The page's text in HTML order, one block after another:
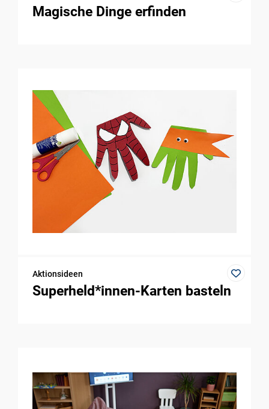
Magische Dinge erfinden
Aktionsideen
Superheld*innen-Karten basteln